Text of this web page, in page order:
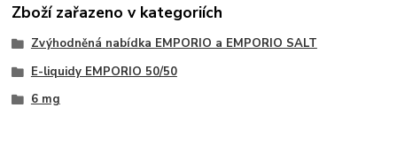
Zboží zařazeno v kategoriích
Zvýhodněná nabídka EMPORIO a EMPORIO SALT
E-liquidy EMPORIO 50/50
6 mg